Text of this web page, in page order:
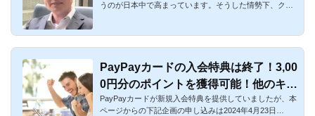
うのが日本中で高まっています。そうした情勢下、クレ
PayPayカードの入会特典は終了！3,00
0円分のポイントを獲得可能！他のキャ
ンペーンまで解説
PayPayカードが新規入会特典を提供していましたが、本
ページからの下記企画の申し込みは2024年4月23日